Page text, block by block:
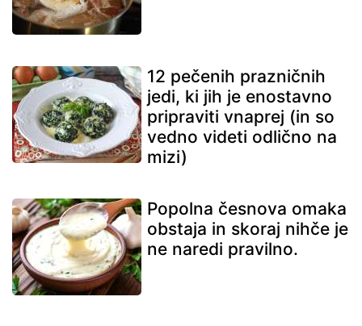
12 pečenih prazničnih
jedi, ki jih je enostavno
pripraviti vnaprej (in so
vedno videti odlično na
mizi)
Popolna česnova omaka
obstaja in skoraj nihče je
ne naredi pravilno.